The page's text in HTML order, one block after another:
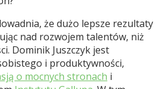
że dużo lepsze rezultaty
nad rozwojem talentów, niż
Dominik Juszczyk jest
i produktywności,
o mocnych stronach i